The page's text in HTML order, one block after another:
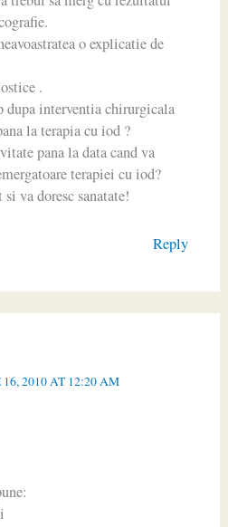
o explicatie de
.
interventia chirurgicala
la terapia cu iod ?
pana la data cand va
terapiei cu iod?
va doresc sanatate!
Reply
2010 AT 12:20 AM